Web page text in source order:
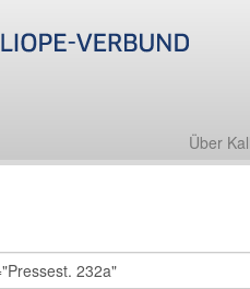
Über